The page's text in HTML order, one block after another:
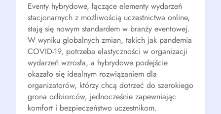
Eventy hybrydowe, łączące elementy wydarzeń
stacjonarnych z możliwością uczestnictwa online,
stają się nowym standardem w branży eventowej.
W wyniku globalnych zmian, takich jak pandemia
COVID-19, potrzeba elastyczności w organizacji
wydarzeń wzrosła, a hybrydowe podejście
okazało się idealnym rozwiązaniem dla
organizatorów, którzy chcą dotrzeć do szerokiego
grona odbiorców, jednocześnie zapewniając
komfort i bezpieczeństwo uczestnikom.